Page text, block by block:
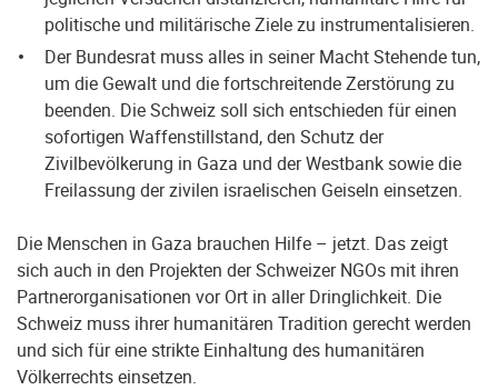
politische und militärische Ziele zu instrumentalisieren.
Der Bundesrat muss alles in seiner Macht Stehende tun,
um die Gewalt und die fortschreitende Zerstörung zu
beenden. Die Schweiz soll sich entschieden für einen
sofortigen Waffenstillstand, den Schutz der
Zivilbevölkerung in Gaza und der Westbank sowie die
Freilassung der zivilen israelischen Geiseln einsetzen.
Die Menschen in Gaza brauchen Hilfe – jetzt. Das zeigt
sich auch in den Projekten der Schweizer NGOs mit ihren
Partnerorganisationen vor Ort in aller Dringlichkeit. Die
Schweiz muss ihrer humanitären Tradition gerecht werden
und sich für eine strikte Einhaltung des humanitären
Völkerrechts einsetzen.